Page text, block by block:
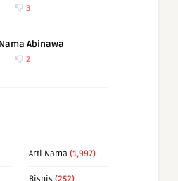
3
Abinawa
2
Arti Nama (1,997)